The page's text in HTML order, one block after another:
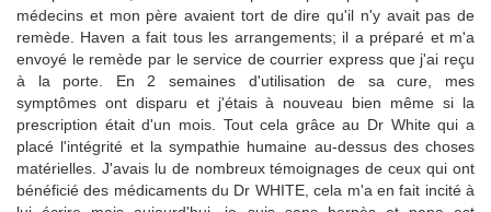
médecins et mon père avaient tort de dire qu'il n'y avait pas de
remède. Haven a fait tous les arrangements; il a préparé et m'a
envoyé le remède par le service de courrier express que j'ai reçu
à la porte. En 2 semaines d'utilisation de sa cure, mes
symptômes ont disparu et j'étais à nouveau bien même si la
prescription était d'un mois. Tout cela grâce au Dr White qui a
placé l'intégrité et la sympathie humaine au-dessus des choses
matérielles. J'avais lu de nombreux témoignages de ceux qui ont
bénéficié des médicaments du Dr WHITE, cela m'a en fait incité à